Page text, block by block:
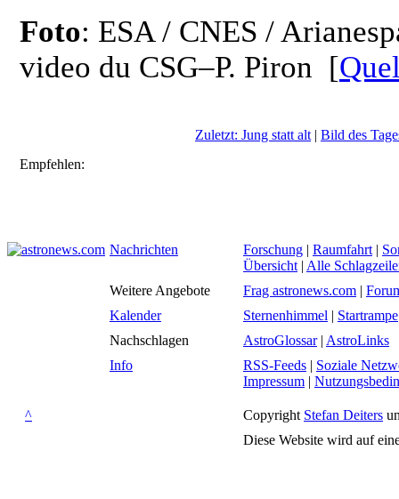
Foto: ESA / CNES /
video du CSG–P. Piron [
Zuletzt: Jung statt alt | Bild des
Empfehlen:
Nachrichten Forschung | Raumfahrt |
Übersicht | Alle
Weitere Angebote
Frag astronews.com |
Kalender
Sternenhimmel | Startrampe
Nachschlagen
AstroGlossar| AstroLinks
Info
RSS-Feeds | Soziale
Impressum |
^ Copyright Stefan Deiters
Diese Website wird auf